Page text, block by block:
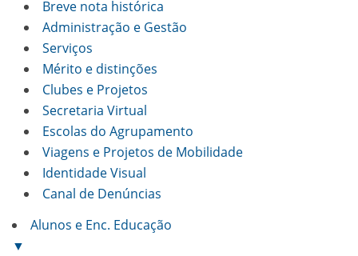
Breve nota histórica
Administração e Gestão
Serviços
Mérito e distinções
Clubes e Projetos
Secretaria Virtual
Escolas do Agrupamento
Viagens e Projetos de Mobilidade
Identidade Visual
Canal de Denúncias
Alunos e Enc. Educação
▼